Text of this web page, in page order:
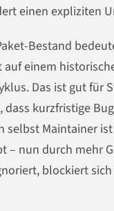
einen expliziten
Bestand
auf einem
Das ist gut für
dass kurzfristige
selbst Maintainer
– nun durch mehr
blockiert